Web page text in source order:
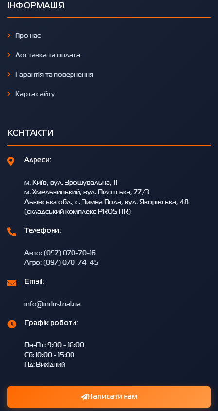
ІНФОРМАЦІЯ
Про нас
Доставка та оплата
Гарантія та повернення
Карта сайту
КОНТАКТИ
Адреси:
м. Київ, вул. Зрошувальна, 11
м. Хмельницький, вул. Пілотська, 77/3
Львівська обл., с. Зимна Вода, вул. Яворівська, 48
(складський комплекс PROSTIR)
Телефони:
Авто: (097) 070-70-16
Агро: (097) 070-74-45
Email:
info@industrial.ua
Графік роботи:
Пн-Пт: 9:00 - 18:00
Сб: 10:00 - 15:00
Нд: Вихідний
Написати нам